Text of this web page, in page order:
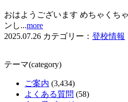
おはようございます めちゃくち
ンし...more
2025.07.26 カテゴリー： 登校情報
テーマ(category)
ご案内 (3,434)
よくある質問 (58)